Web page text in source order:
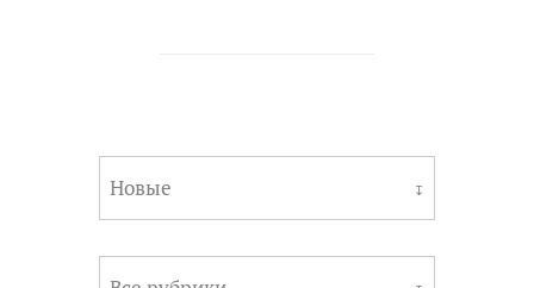
Новые ↧